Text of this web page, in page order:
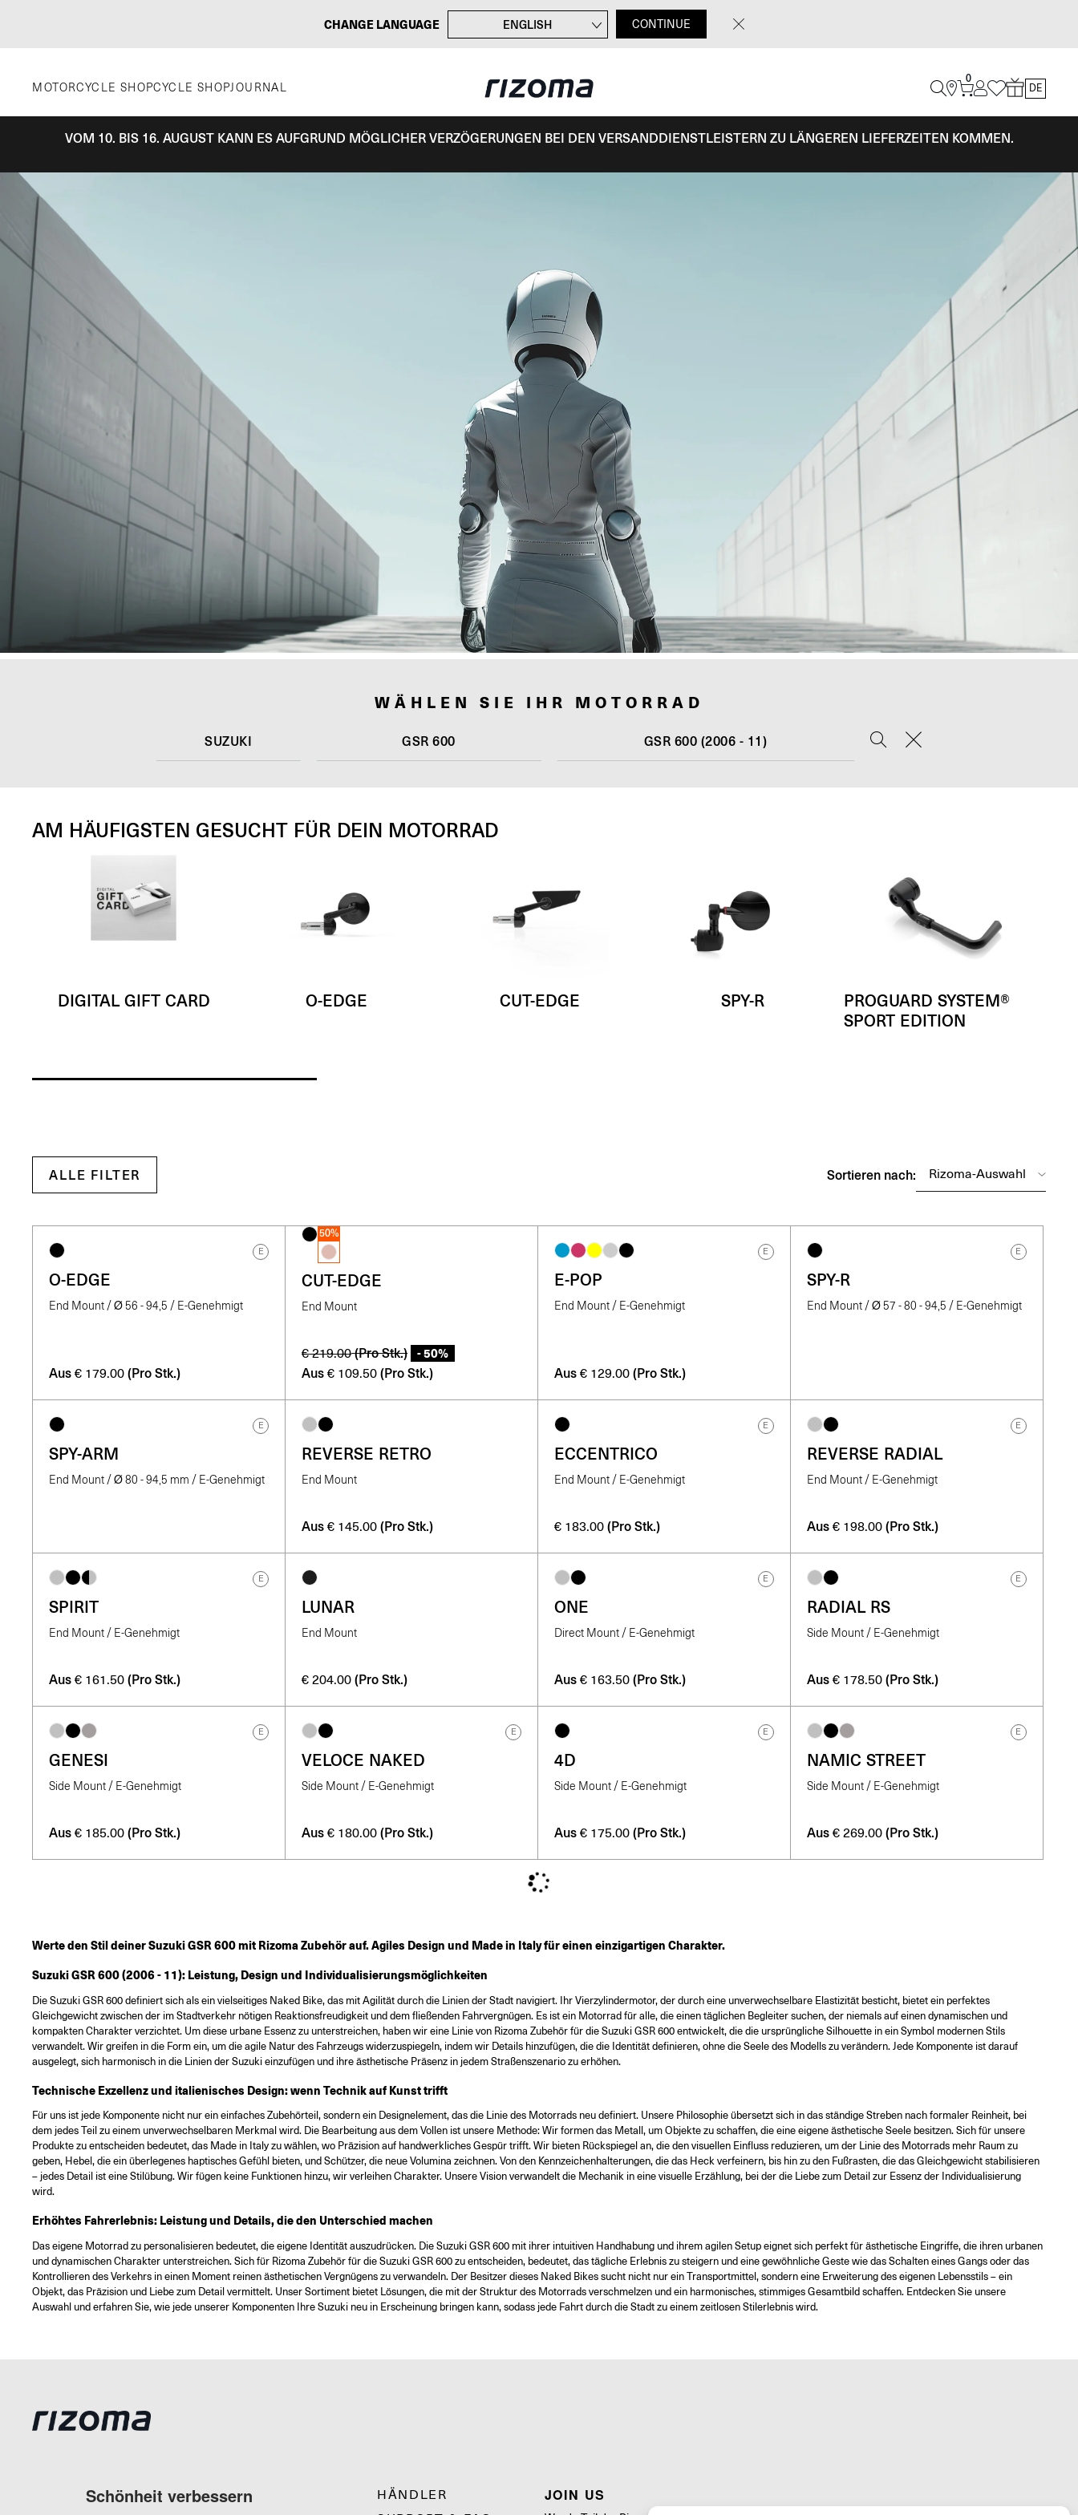
CHANGE LANGUAGE
ENGLISH
ITALIANO
CONTINUE
MOTORCYCLE SHOPCYCLE SHOPJOURNAL
0
DE
VOM 10. BIS 16. AUGUST KANN ES AUFGRUND MÖGLICHER VERZÖGERUNGEN BEI DEN VERSANDDIENSTLEISTERN ZU LÄNGEREN LIEFERZEITEN KOMMEN.
WÄHLEN SIE IHR MOTORRAD
SUZUKI GSR 600 GSR 600 (2006 - 11)
AM HÄUFIGSTEN GESUCHT FÜR DEIN MOTORRAD
DIGITAL GIFT CARD O-EDGE CUT-EDGE SPY-R
PROGUARD SYSTEM®
SPORT EDITION
ALLE FILTER Sortieren nach:
E
O-EDGE
End Mount / Ø 56 - 94,5 / E-Genehmigt
Aus € 179.00 (Pro Stk.)
50%
CUT-EDGE
End Mount
€219.00 (Pro Stk.) - 50%
Aus € 109.50 (Pro Stk.)
E
E-POP
End Mount / E-Genehmigt
Aus € 129.00 (Pro Stk.)
E
SPY-R
End Mount / Ø 57 - 80 - 94,5 / E-Genehmigt
E
SPY-ARM
End Mount / Ø 80 - 94,5 mm / E-Genehmigt
REVERSE RETRO
End Mount
Aus € 145.00 (Pro Stk.)
E
ECCENTRICO
End Mount / E-Genehmigt
€ 183.00 (Pro Stk.)
E
REVERSE RADIAL
End Mount / E-Genehmigt
Aus €198.00 (Pro Stk.)
E
SPIRIT
End Mount / E-Genehmigt
Aus € 161.50 (Pro Stk.)
LUNAR
End Mount
€ 204.00 (Pro Stk.)
E
ONE
Direct Mount / E-Genehmigt
Aus € 163.50 (Pro Stk.)
E
RADIAL RS
Side Mount / E-Genehmigt
Aus €178.50 (Pro Stk.)
E
GENESI
Side Mount / E-Genehmigt
Aus € 185.00 (Pro Stk.)
E
VELOCE NAKED
Side Mount / E-Genehmigt
Aus € 180.00 (Pro Stk.)
E
4D
Side Mount / E-Genehmigt
Aus € 175.00 (Pro Stk.)
E
NAMIC STREET
Side Mount / E-Genehmigt
Aus €269.00 (Pro Stk.)
Werte den Stil deiner Suzuki GSR 600 mit Rizoma Zubehör auf. Agiles Design und Made in Italy für einen einzigartigen Charakter.
Suzuki GSR 600 (2006 - 11): Leistung, Design und Individualisierungsmöglichkeiten
Die Suzuki GSR 600 definiert sich als ein vielseitiges Naked Bike, das mit Agilität durch die Linien der Stadt navigiert. Ihr Vierzylindermotor, der durch eine unverwechselbare Elastizität besticht, bietet ein perfektes
Gleichgewicht zwischen der im Stadtverkehr nötigen Reaktionsfreudigkeit und dem fließenden Fahrvergnügen. Es ist ein Motorrad für alle, die einen täglichen Begleiter suchen, der niemals auf einen dynamischen und
kompakten Charakter verzichtet. Um diese urbane Essenz zu unterstreichen, haben wir eine Linie von Rizoma Zubehör für die Suzuki GSR 600 entwickelt, die die ursprüngliche Silhouette in ein Symbol modernen Stils
verwandelt. Wir greifen in die Form ein, um die agile Natur des Fahrzeugs widerzuspiegeln, indem wir Details hinzufügen, die die Identität definieren, ohne die Seele des Modells zu verändern. Jede Komponente ist darauf
ausgelegt, sich harmonisch in die Linien der Suzuki einzufügen und ihre ästhetische Präsenz in jedem Straßenszenario zu erhöhen.
Technische Exzellenz und italienisches Design: wenn Technik auf Kunst trifft
Für uns ist jede Komponente nicht nur ein einfaches Zubehörteil, sondern ein Designelement, das die Linie des Motorrads neu definiert. Unsere Philosophie übersetzt sich in das ständige Streben nach formaler Reinheit, bei
dem jedes Teil zu einem unverwechselbaren Merkmal wird. Die Bearbeitung aus dem Vollen ist unsere Methode: Wir formen das Metall, um Objekte zu schaffen, die eine eigene ästhetische Seele besitzen. Sich für unsere
Produkte zu entscheiden bedeutet, das Made in Italy zu wählen, wo Präzision auf handwerkliches Gespür trifft. Wir bieten Rückspiegel an, die den visuellen Einfluss reduzieren, um der Linie des Motorrads mehr Raum zu
geben, Hebel, die ein überlegenes haptisches Gefühl bieten, und Schützer, die neue Volumina zeichnen. Von den Kennzeichenhalterungen, die das Heck verfeinern, bis hin zu den Fußrasten, die das Gleichgewicht stabilisieren
– jedes Detail ist eine Stilübung. Wir fügen keine Funktionen hinzu, wir verleihen Charakter. Unsere Vision verwandelt die Mechanik in eine visuelle Erzählung, bei der die Liebe zum Detail zur Essenz der Individualisierung
wird.
Erhöhtes Fahrerlebnis: Leistung und Details, die den Unterschied machen
Das eigene Motorrad zu personalisieren bedeutet, die eigene Identität auszudrücken. Die Suzuki GSR 600 mit ihrer intuitiven Handhabung und ihrem agilen Setup eignet sich perfekt für ästhetische Eingriffe, die ihren urbanen
und dynamischen Charakter unterstreichen. Sich für Rizoma Zubehör für die Suzuki GSR 600 zu entscheiden, bedeutet, das tägliche Erlebnis zu steigern und eine gewöhnliche Geste wie das Schalten eines Gangs oder das
Kontrollieren des Verkehrs in einen Moment reinen ästhetischen Vergnügens zu verwandeln. Der Besitzer dieses Naked Bikes sucht nicht nur ein Transportmittel, sondern eine Erweiterung des eigenen Lebensstils – ein
Objekt, das Präzision und Liebe zum Detail vermittelt. Unser Sortiment bietet Lösungen, die mit der Struktur des Motorrads verschmelzen und ein harmonisches, stimmiges Gesamtbild schaffen. Entdecken Sie unsere
Auswahl und erfahren Sie, wie jede unserer Komponenten Ihre Suzuki neu in Erscheinung bringen kann, sodass jede Fahrt durch die Stadt zu einem zeitlosen Stilerlebnis wird.
Schönheit verbessern
HÄNDLER
JOIN US